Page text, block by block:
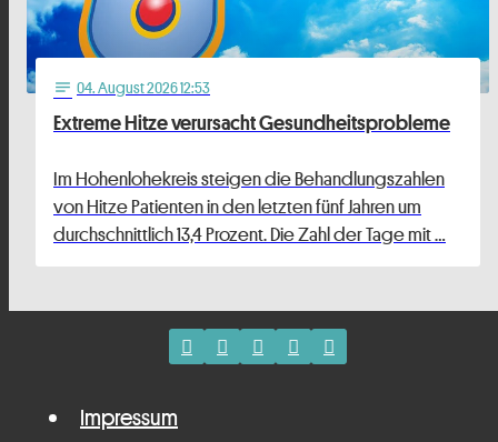
notes 04. August 2026 12:53
Extreme Hitze verursacht Gesundheitsprobleme
Im Hohenlohekreis steigen die Behandlungszahlen
von Hitze Patienten in den letzten fünf Jahren um
durchschnittlich 13,4 Prozent. Die Zahl der Tage mit …
Impressum